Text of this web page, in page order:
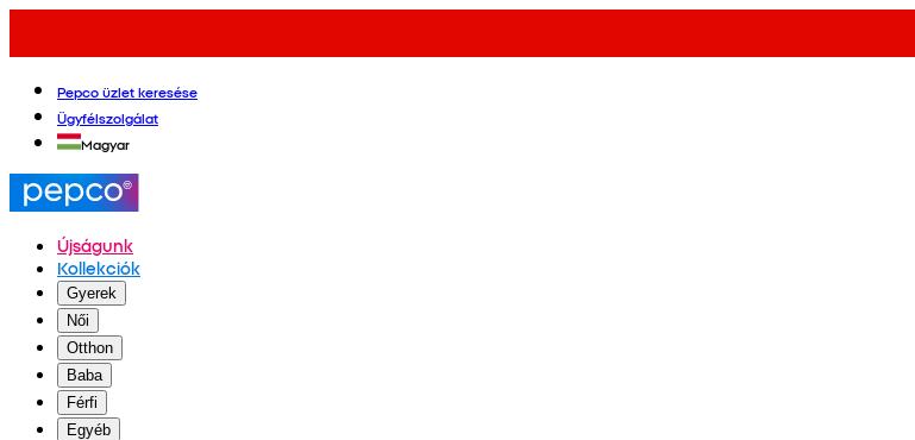
Pepco üzlet keresése
Ügyfélszolgálat
Magyar
Újságunk
Kollekciók
Gyerek
Női
Otthon
Baba
Férfi
Egyéb